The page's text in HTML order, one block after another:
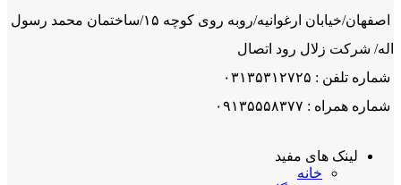
اصفهان/خیابان ارغوانیه/روبه روی کوچه ۱۵/ساختمان محمد رسول
اله/ شرکت زلال رود اتصال
شماره تلفن : ۰۳۱۳۵۳۱۲۷۲۵
شماره همراه : ۰۹۱۳۵۵۵۸۳۷۷
لینک های مفید
خانه